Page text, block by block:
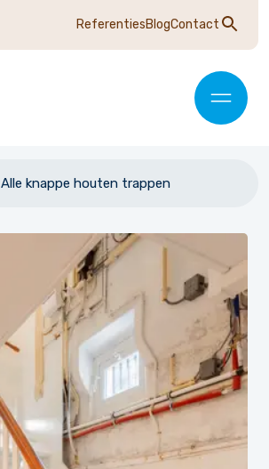
ReferentiesBlogContact
Alle knappe houten trappen